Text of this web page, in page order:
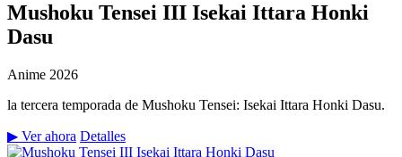
Mushoku Tensei III Isekai Ittara Honki
Dasu
Anime 2026
la tercera temporada de Mushoku Tensei: Isekai Ittara Honki Dasu.
▶ Ver ahora Detalles